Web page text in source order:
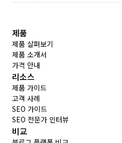
제품
제품 살펴보기
제품 소개서
가격 안내
리소스
제품 가이드
고객 사례
SEO 가이드
SEO 전문가 인터뷰
비교